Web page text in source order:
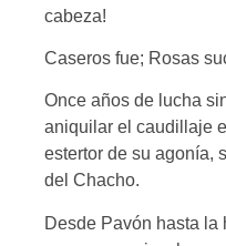
cabeza!
Caseros fue; Rosas
Once años de lucha
aniquilar el caudillaje
estertor de su agonía,
del Chacho.
Desde Pavón hasta la